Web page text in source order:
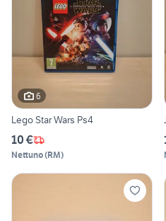
6
Lego Star Wars Ps4
10 €
Nettuno(RM)